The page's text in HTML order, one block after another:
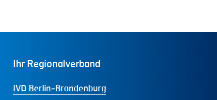
Ihr Regionalverband
IVD Berlin-Brandenburg